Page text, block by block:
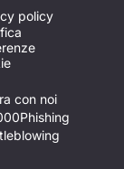
policy
con noi
Phishing